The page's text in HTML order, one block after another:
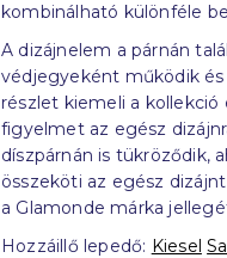
kombinálható különféle
A dizájnelem a párnán
védjegyeként működik
részlet kiemeli a
figyelmet az egész
díszpárnán is tükröződik,
összeköti az egész
a Glamonde márka
Hozzáillő lepedő: Kiesel